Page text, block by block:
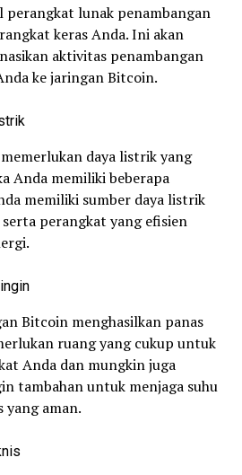
lunak penambangan
keras Anda. Ini akan
aktivitas penambangan
ke jaringan Bitcoin.
daya listrik yang
Anda memiliki beberapa
memiliki sumber daya listrik
perangkat yang efisien
Bitcoin menghasilkan panas
ruang yang cukup untuk
Anda dan mungkin juga
tambahan untuk menjaga suhu
yang aman.